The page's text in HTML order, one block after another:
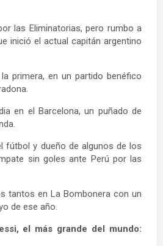
las Eliminatorias, pero rumbo a
inició el actual capitán argentino
primera, en un partido benéfico
en el Barcelona, un puñado de
fútbol y dueño de algunos de los
sin goles ante Perú por las
tantos en La Bombonera con un
de ese año.
el más grande del mundo: